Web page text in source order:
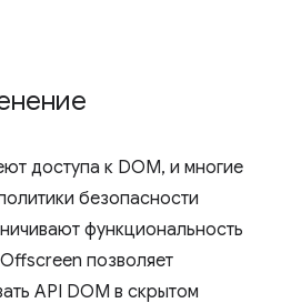
доступа к DOM, и многие
безопасности
функциональность
позволяет
API DOM в скрытом